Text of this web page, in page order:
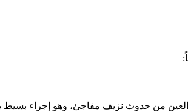
العين من حدوث نزيف مفاجئ، وهو إجراء بسيط